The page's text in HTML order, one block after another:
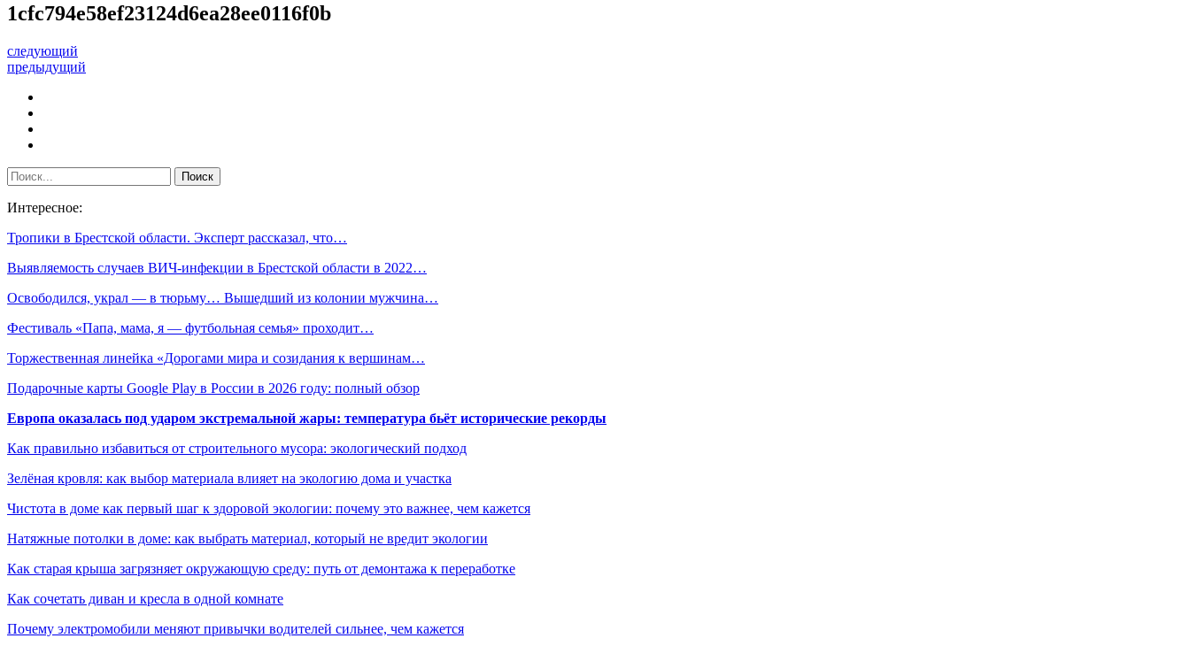
1cfc794e58ef23124d6ea28ee0116f0b
следующий
предыдущий
Интересное:
Тропики в Брестской области. Эксперт рассказал, что…
Выявляемость случаев ВИЧ-инфекции в Брестской области в 2022…
Освободился, украл — в тюрьму… Вышедший из колонии мужчина…
Фестиваль «Папа, мама, я — футбольная семья» проходит…
Торжественная линейка «Дорогами мира и созидания к вершинам…
Подарочные карты Google Play в России в 2026 году: полный обзор
Европа оказалась под ударом экстремальной жары: температура бьёт исторические рекорды
Как правильно избавиться от строительного мусора: экологический подход
Зелёная кровля: как выбор материала влияет на экологию дома и участка
Чистота в доме как первый шаг к здоровой экологии: почему это важнее, чем кажется
Натяжные потолки в доме: как выбрать материал, который не вредит экологии
Как старая крыша загрязняет окружающую среду: путь от демонтажа к переработке
Как сочетать диван и кресла в одной комнате
Почему электромобили меняют привычки водителей сильнее, чем кажется